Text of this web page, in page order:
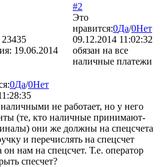
23435
19.06.2014
#2
Это
нравится:0Да/0Нет
09.12.2014 11:02:32
обязан на все
наличные платежи
0Да/0Нет
не работает, но у него
(те, кто наличные принимают-
они же должны на спецсчета
и перечислять на спецсчет
он нам на спецсчет. Т.е. оператор
спесчет?